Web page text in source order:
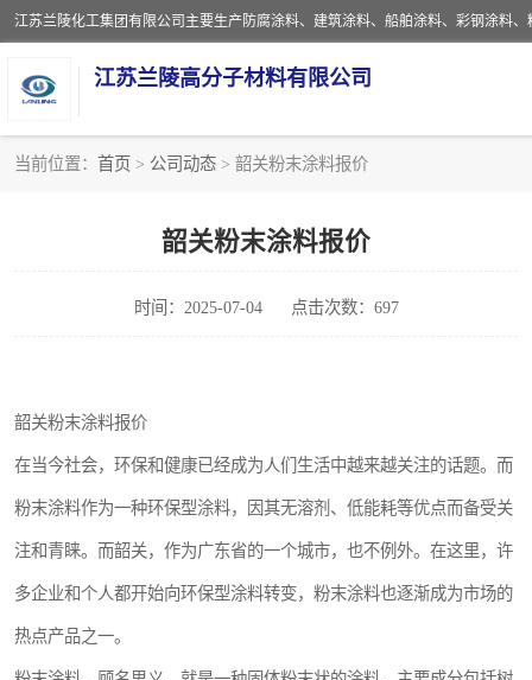
江苏兰陵高分子材料有限公司
当前位置： 首页 > 公司动态 > 韶关粉末涂料报价
韶关粉末涂料报价
时间：2025-07-04 点击次数：697
韶关粉末涂料报价
在当今社会，环保和健康已经成为人们生活中越来越关注的话题。而
粉末涂料作为一种环保型涂料，因其无溶剂、低能耗等优点而备受关
注和青睐。而韶关，作为广东省的一个城市，也不例外。在这里，许
多企业和个人都开始向环保型涂料转变，粉末涂料也逐渐成为市场的
热点产品之一。
聚脲涂料
建筑涂料